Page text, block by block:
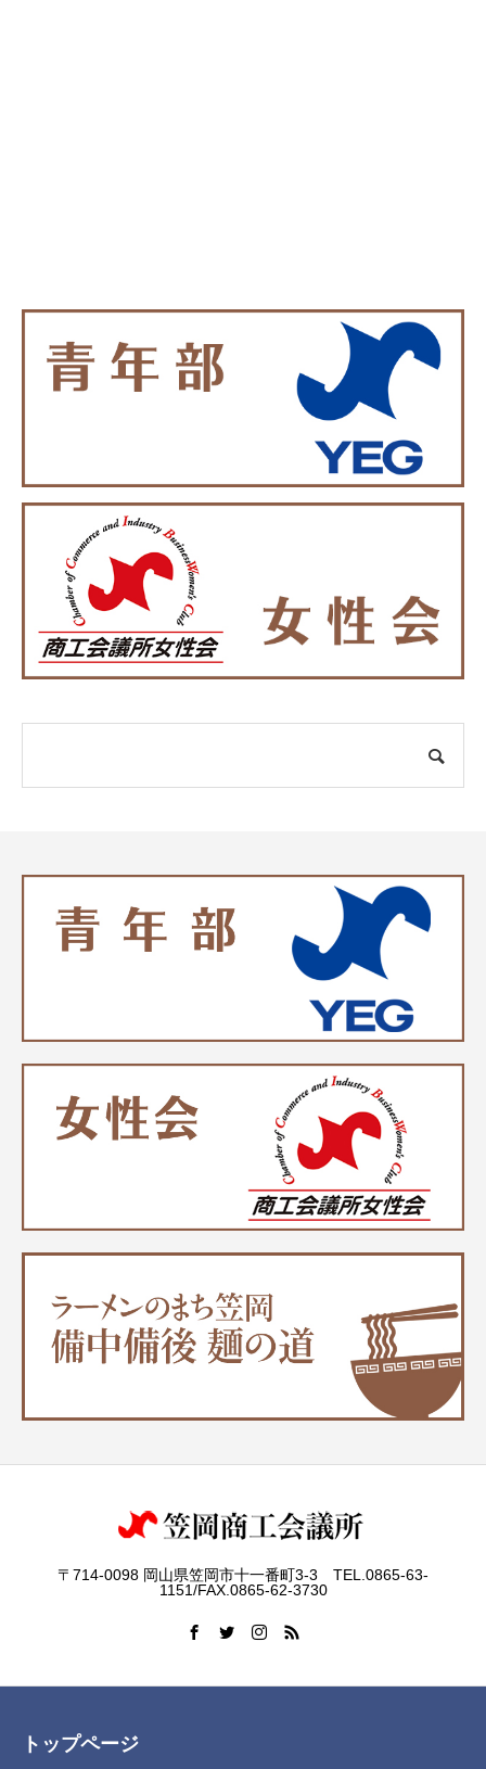
〒714-0098 岡山県笠岡市十一番町3-3 TEL.0865-63-
1151/FAX.0865-62-3730
トップページ